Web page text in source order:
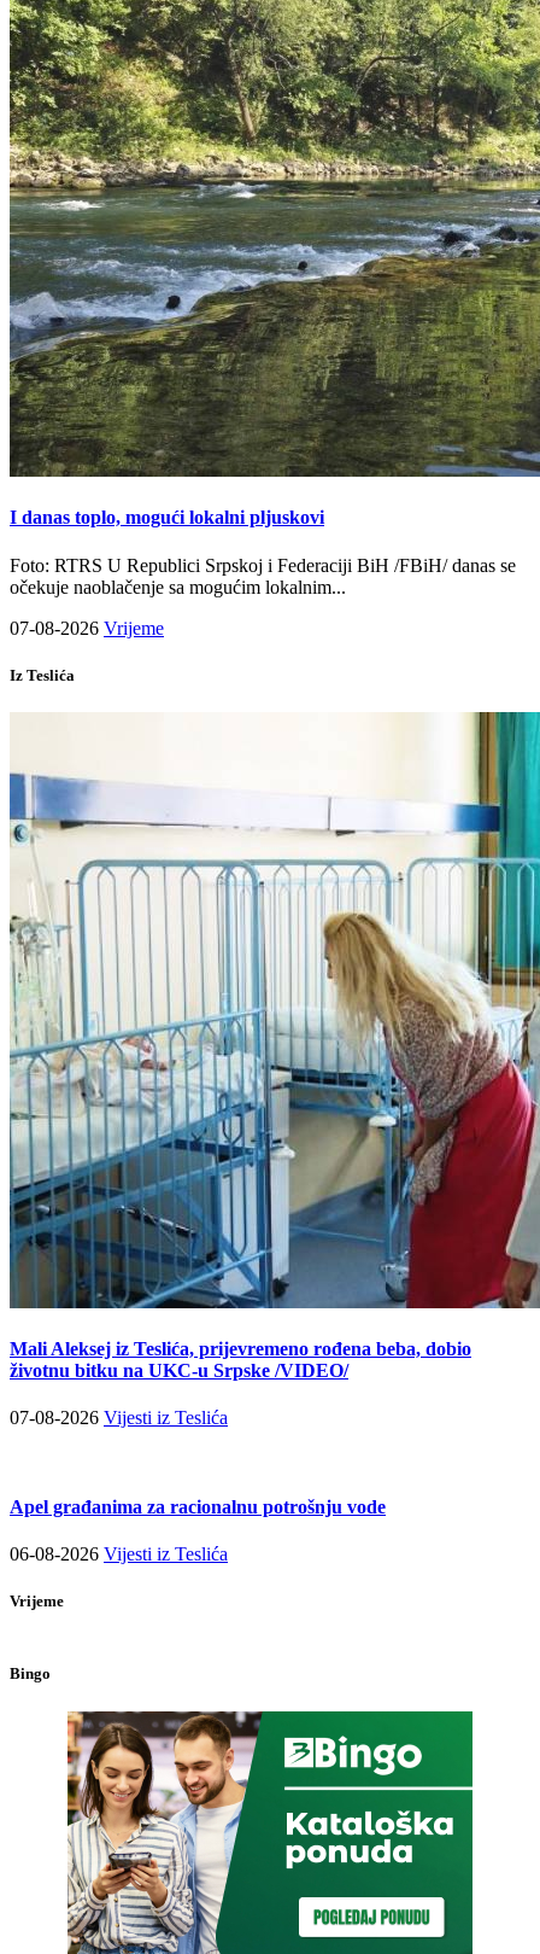
I danas toplo, mogući lokalni pljuskovi
Foto: RTRS U Republici Srpskoj i Federaciji BiH /FBiH/ danas se
očekuje naoblačenje sa mogućim lokalnim...
07-08-2026 Vrijeme
Iz Teslića
Mali Aleksej iz Teslića, prijevremeno rođena beba, dobio
životnu bitku na UKC-u Srpske /VIDEO/
07-08-2026 Vijesti iz Teslića
Apel građanima za racionalnu potrošnju vode
06-08-2026 Vijesti iz Teslića
Vrijeme
Bingo